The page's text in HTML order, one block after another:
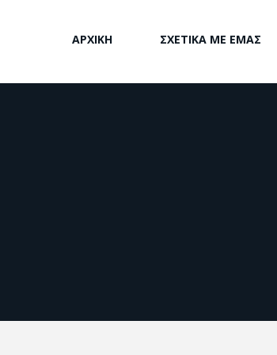
ΑΡΧΙΚΗ ΣΧΕΤΙΚΑ ΜΕ ΕΜΑΣ